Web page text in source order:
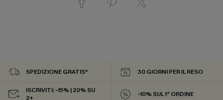
SPEDIZIONE GRATIS* 30 GIORNI PER IL RESO
ISCRIVITI: -15% | 20% SU
2+
-10% SUL 1° ORDINE